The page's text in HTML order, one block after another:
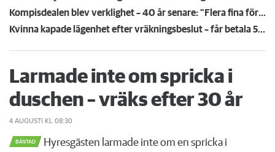
Kompisdealen blev verklighet – 40 år senare: "Flera fina fördelar med att dela bostad"
Kvinna kapade lägenhet efter vräkningsbeslut – får betala 50 000
Larmade inte om spricka i
duschen – vräks efter 30 år
4 AUGUSTI KL 08:30
BÅSTAD
Hyresgästen larmade inte om en spricka i